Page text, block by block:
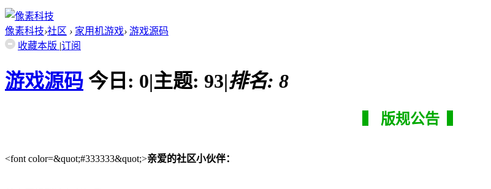
像素科技›社区 › 家用机游戏› 游戏源码
收藏本版 |订阅
游戏源码 今日: 0|主题: 93|排名: 8
▍ 版规公告 ▍
<font color=&quot;#333333&quot;>亲爱的社区小伙伴：